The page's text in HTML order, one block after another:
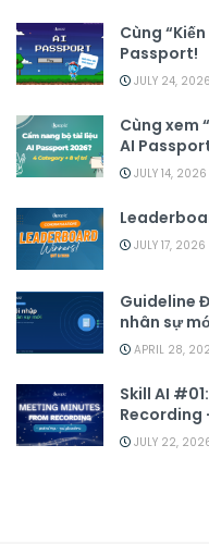
Cùng
Passport!
JULY 24, 2026
Cùng xem
AI
JULY 14, 2026
JULY 17, 2026
Guideline
nhân sự
APRIL 28,
Skill AI
Recording
JULY 22,